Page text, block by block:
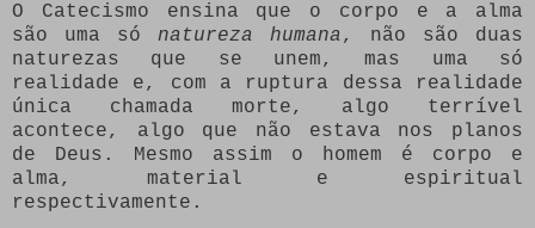
O Catecismo ensina que o corpo e a alma
são uma só natureza humana, não são duas
naturezas que se unem, mas uma só
realidade e, com a ruptura dessa realidade
única chamada morte, algo terrível
acontece, algo que não estava nos planos
de Deus. Mesmo assim o homem é corpo e
alma, material e espiritual
respectivamente.